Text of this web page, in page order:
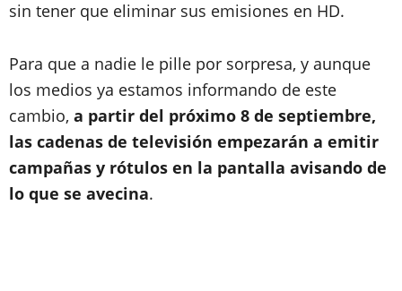
sin tener que eliminar sus emisiones en HD.
Para que a nadie le pille por sorpresa, y aunque
los medios ya estamos informando de este
cambio, a partir del próximo 8 de septiembre,
las cadenas de televisión empezarán a emitir
campañas y rótulos en la pantalla avisando de
lo que se avecina.